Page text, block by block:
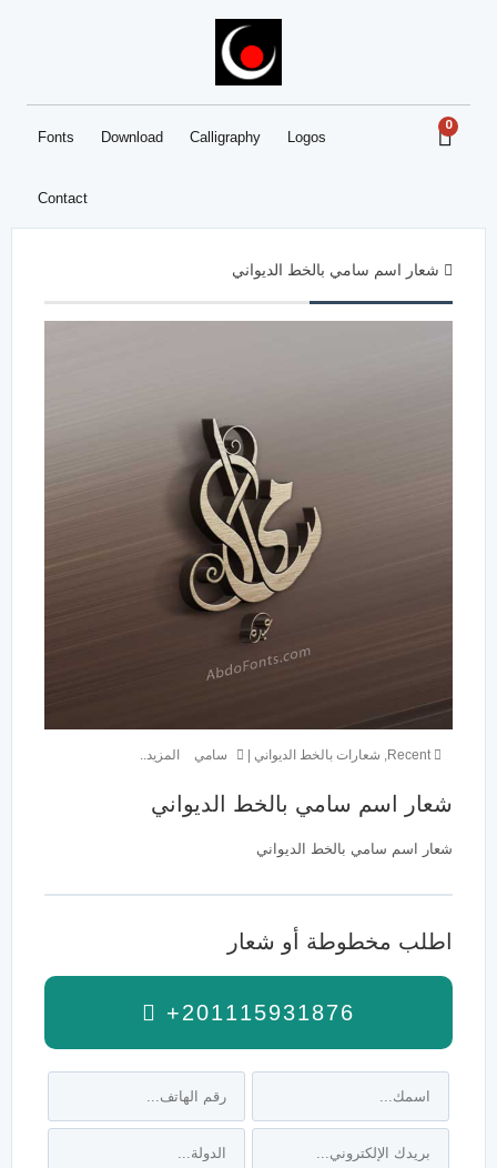
Fonts Download Calligraphy Logos
Contact
0
شعار اسم سامي بالخط الديواني
Recent شعارات بالخط الديواني | سامي المزيد..
شعار اسم سامي بالخط الديواني
شعار اسم سامي بالخط الديواني
اطلب مخطوطة أو شعار
+201115931876